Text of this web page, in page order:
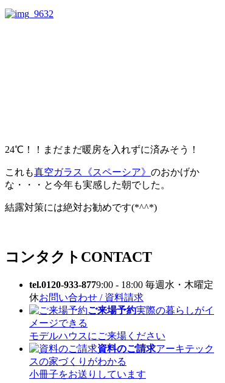
24℃！！まだまだ暖房を入れずに済みそう！
これも真空ガラス《スペーシア》 のおかげか
な・・・と今年も実感した朝でした。
結露対策には絶対お勧めです(*^^*)
コンタクト CONTACT
tel.0120-933-8779:00 - 18:00 毎週水・木曜定
休お問い合わせ / 資料請求
ご来場予約実際の暮らしがイ
メージできる
モデルハウスにご来場ください
資料のご請求アーキテック
スの家づくりがわかる
小冊子をお送りしています